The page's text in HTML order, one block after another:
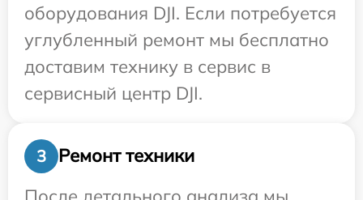
оборудования DJI. Если потребуется
углубленный ремонт мы бесплатно
доставим технику в сервис в
сервисный центр DJI.
3
Ремонт техники